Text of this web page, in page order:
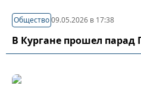
Общество09.05.2026 в 17:38
В Кургане прошел парад